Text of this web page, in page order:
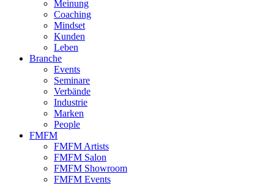
Meinung
Coaching
Mindset
Kunden
Leben
Branche
Events
Seminare
Verbände
Industrie
Marken
People
FMFM
FMFM Artists
FMFM Salon
FMFM Showroom
FMFM Events